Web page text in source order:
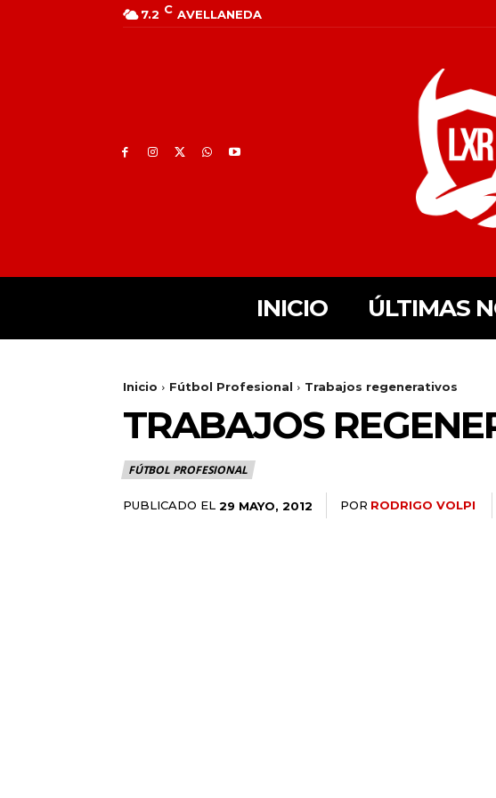
7.2 C AVELLANEDA
INICIO ÚLTIMAS
Inicio Fútbol Profesional Trabajos regenerativos
TRABAJOS
FÚTBOL PROFESIONAL
PUBLICADO EL 29 MAYO, 2012 POR RODRIGO VOLPI